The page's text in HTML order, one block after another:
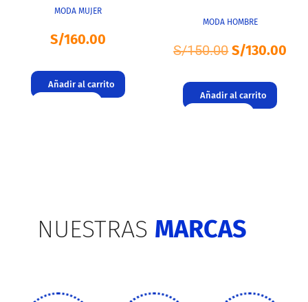
MODA MUJER
S/160.00
Añadir al carrito
MODA HOMBRE
S/150.00 S/130.00
Añadir al carrito
NUESTRAS MARCAS